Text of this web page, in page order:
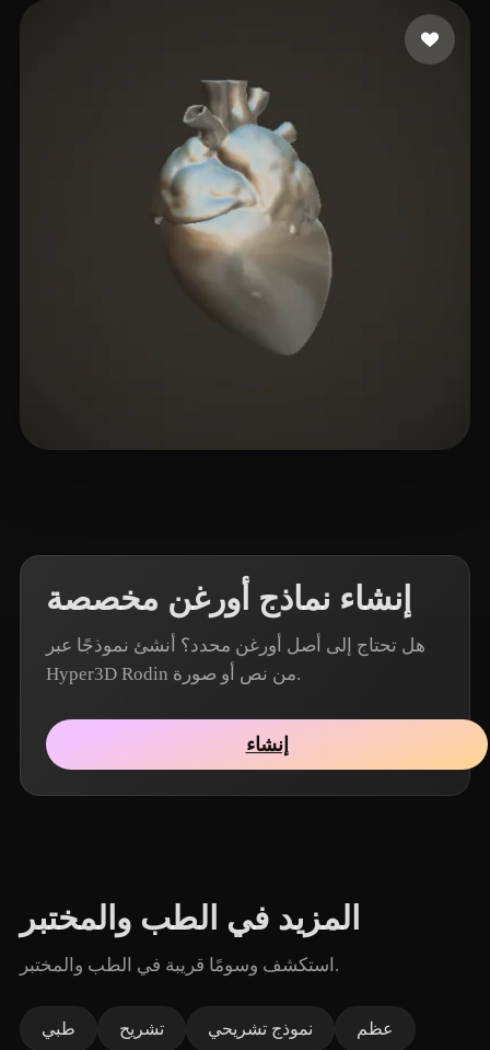
إنشاء نماذج أورغن مخصصة
هل تحتاج إلى أصل أورغن محدد؟ أنشئ نموذجًا عبر
Hyper3D Rodin من نص أو صورة.
إنشاء
المزيد في الطب والمختبر
استكشف وسومًا قريبة في الطب والمختبر.
طبي تشريح نموذج تشريحي عظم